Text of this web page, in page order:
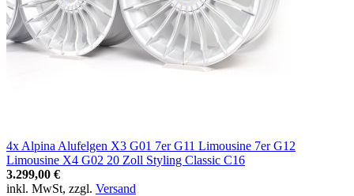
4x Alpina Alufelgen X3 G01 7er G11 Limousine 7er G12
Limousine X4 G02 20 Zoll Styling Classic C16
3.299,00 €
inkl. MwSt, zzgl. Versand